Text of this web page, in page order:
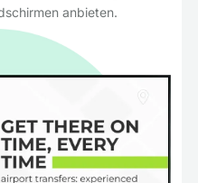
anbieten.